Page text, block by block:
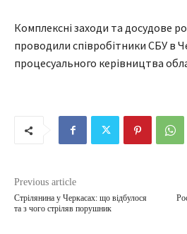
Комплексні заходи та досудове
проводили співробітники СБУ в
процесуального керівництва
Previous article
Стрілянина у Черкасах: що відбулося
та з чого стріляв порушник